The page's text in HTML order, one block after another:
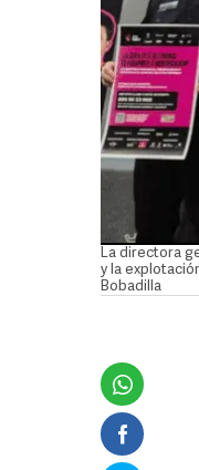
La directora
y la
Bobadilla